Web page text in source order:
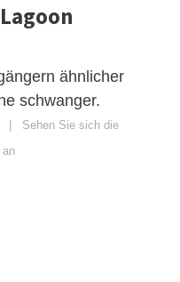
ähnlicher
schwanger.
| Sehen Sie sich die
an